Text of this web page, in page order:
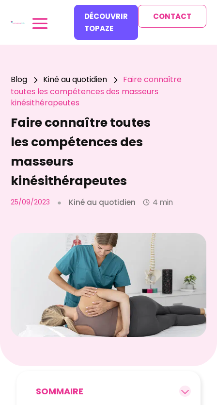
DÉCOUVRIR
TOPAZE
CONTACT
Blog 5 Kiné au quotidien 5 Faire connaître
toutes les compétences des masseurs
kinésithérapeutes
Faire connaître toutes
les compétences des
masseurs
kinésithérapeutes
25/09/2023 ● Kiné au quotidien 4 min
SOMMAIRE